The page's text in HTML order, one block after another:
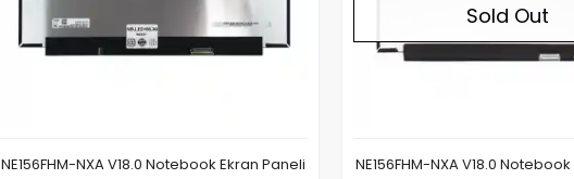
NE156FHM-NXA V18.0 Notebook Ekran Paneli
Sold Out
NE156FHM-NXA V18.0